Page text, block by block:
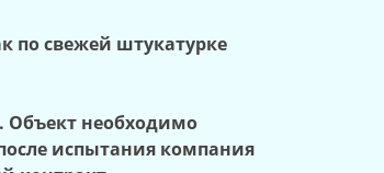
по свежей штукатурке
Объект необходимо
испытания компания